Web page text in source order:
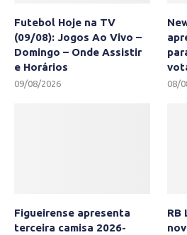
Futebol Hoje na TV
(09/08): Jogos Ao Vivo –
Domingo – Onde Assistir
e Horários
09/08/2026 08/
Figueirense apresenta
terceira camisa 2026-
RB